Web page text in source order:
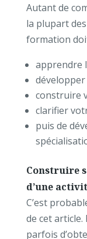
Autant de
la plupart
formation
apprendre
construire
clarifier
puis de
Construire
d’une
C’est
de cet article.